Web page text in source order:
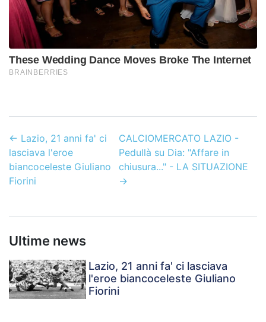
← Lazio, 21 anni fa' ci
lasciava l'eroe
biancoceleste Giuliano
Fiorini
CALCIOMERCATO LAZIO -
Pedullà su Dia: "Affare in
chiusura..." - LA SITUAZIONE
→
Ultime news
Lazio, 21 anni fa' ci lasciava
l'eroe biancoceleste Giuliano
Fiorini